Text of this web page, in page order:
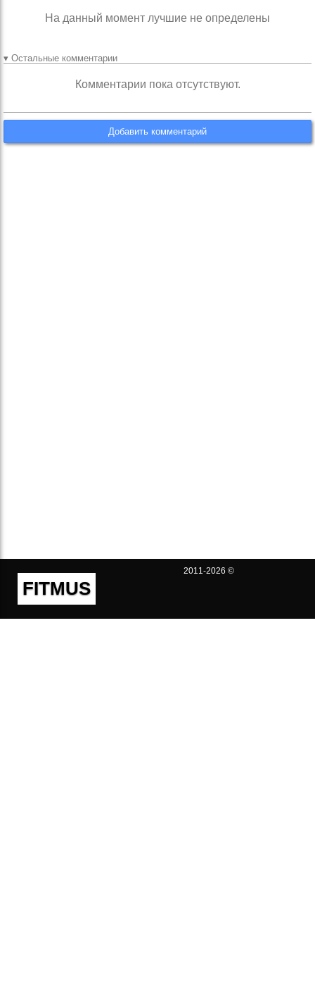
На данный момент лучшие не определены
▾ Остальные комментарии
Комментарии пока отсутствуют.
Добавить комментарий
FITMUS
2011-2026 ©